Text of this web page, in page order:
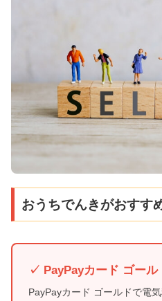
おうちでんきがおすす
✓ PayPayカード ゴール
PayPayカード ゴールドで電